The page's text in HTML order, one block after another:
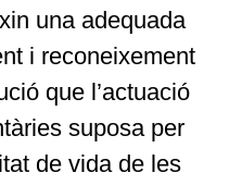
una adequada
i reconeixement
que l’actuació
suposa per
de vida de les